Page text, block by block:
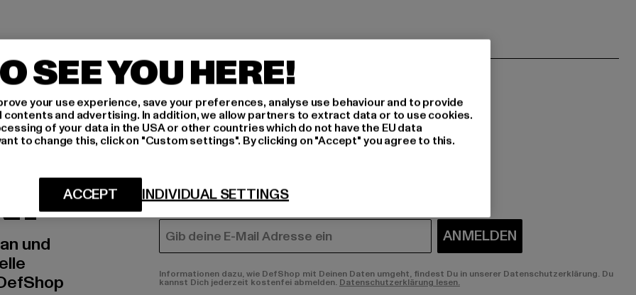
AN,
und
MÄNNER
FRAUEN
E-MAIL ANMELDEN
Informationen dazu, wie DefShop mit Deinen Daten umgeht, findest Du in unserer Datenschutzerklärung. Du
kannst Dich jederzeit kostenfei abmelden. Datenschutzerklärung lesen.
SEE YOU HERE!
your use experience, save your preferences, analyse use behaviour and to provide
and advertising. In addition, we allow partners to extract data or to use cookies.
of your data in the USA or other countries which do not have the EU data
to change this, click on "Custom settings". By clicking on "Accept" you agree to this.
INDIVIDUAL SETTINGS
ACCEPT